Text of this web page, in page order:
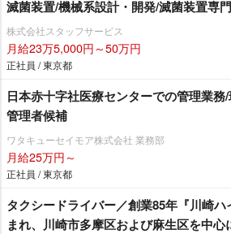
滅菌装置/機械系設計・開発/滅菌装置専
株式会社スタッフサービス
月給23万5,000円～50万円
正社員 / 東京都
日本赤十字社医療センターでの管理業
管理者候補
ワタキューセイモア株式会社 業務部
月給25万円～
正社員 / 東京都
タクシードライバー／創業85年『川崎
まれ、川崎市多摩区および麻生区を中